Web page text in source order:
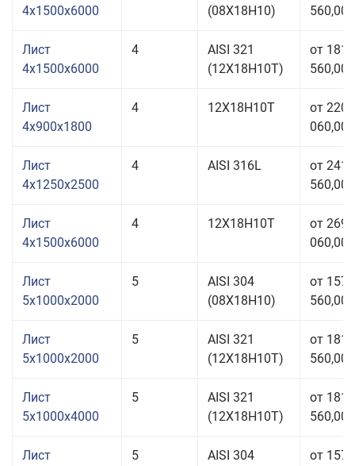
4x1500x6000
(08Х18Н10)
560,00
Лист
4x1500x6000
4
AISI 321
(12Х18Н10Т)
от 181
560,00
Лист
4x900x1800
4 12Х18Н10Т
от 220
060,00
Лист
4x1250x2500
4 AISI 316L
от 241
560,00
Лист
4x1500x6000
4 12Х18Н10Т
от 269
060,00
Лист
5x1000x2000
5
AISI 304
(08Х18Н10)
от 157
560,00
Лист
5x1000x2000
5
AISI 321
(12Х18Н10Т)
от 181
560,00
Лист
5x1000x4000
5
AISI 321
(12Х18Н10Т)
от 181
560,00
Лист
5
AISI 304
от 157